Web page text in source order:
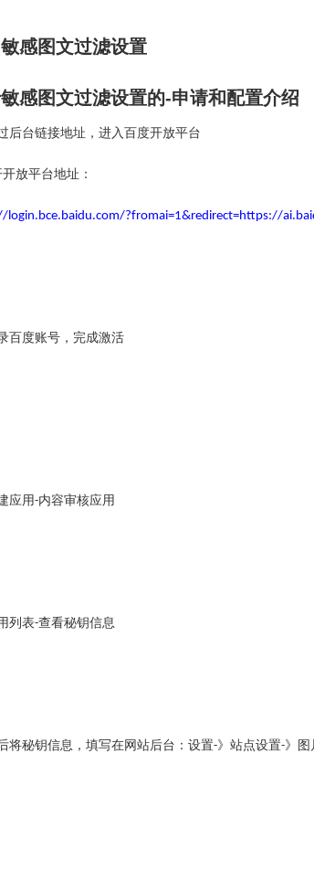
感图文过滤设置
感图文过滤设置的-申请和配置介绍
后台链接地址，进入百度开放平台
放平台地址：
login.bce.baidu.com/?fromai=1&redirect=https://
百度账号，完成激活
应用-内容审核应用
列表-查看秘钥信息
将秘钥信息，填写在网站后台：设置-》站点设置-》图